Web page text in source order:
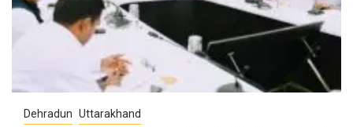
Dehradun Uttarakhand